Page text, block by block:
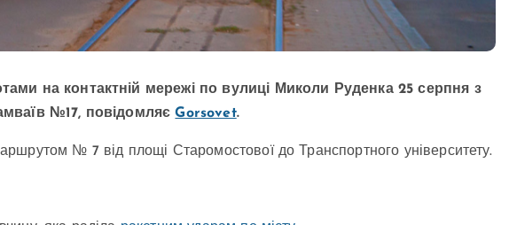
на контактній мережі по вулиці Миколи Руденка 25 серпня з
№17, повідомляєGorsovet.
№ 7 від площі Старомостової до Транспортного університету.